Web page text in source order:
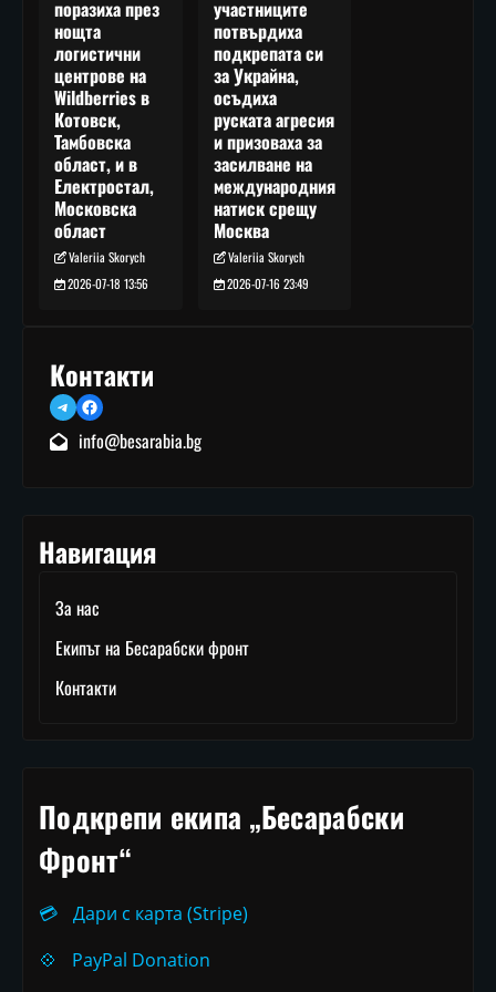
поразиха през
нощта
логистични
центрове на
Wildberries в
Котовск,
Тамбовска
област, и в
Електростал,
Московска
област
Valeriia Skorych
2026-07-18 13:56
участниците
потвърдиха
подкрепата си
за Украйна,
осъдиха
руската агресия
и призоваха за
засилване на
международния
натиск срещу
Москва
Valeriia Skorych
2026-07-16 23:49
Контакти
TelegramFacebook
info@besarabia.bg
Навигация
За нас
Екипът на Бесарабски фронт
Контакти
Подкрепи екипа „Бесарабски
Фронт“
💳
Дари с карта (Stripe)
💠
PayPal Donation